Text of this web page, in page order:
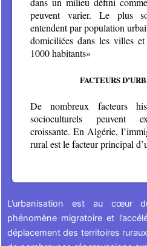
peuvent varier. Le plus
entendent par population
domiciliées dans les villes
1000 habitants»
FACTEURS
De nombreux facteurs
socioculturels peuvent
croissante. En Algérie,
rural est le facteur principal
L’urbanisation est au cœur
phénomène migratoire et
déplacement des territoires